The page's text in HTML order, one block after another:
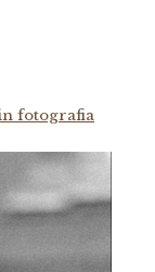
fotografia